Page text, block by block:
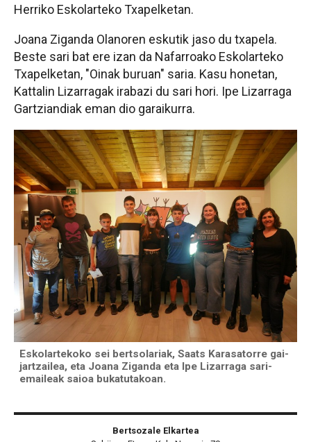
Herriko Eskolarteko Txapelketan.
Joana Ziganda Olanoren eskutik jaso du txapela.
Beste sari bat ere izan da Nafarroako Eskolarteko
Txapelketan, "Oinak buruan" saria. Kasu honetan,
Kattalin Lizarragak irabazi du sari hori. Ipe Lizarraga
Gartziandiak eman dio garaikurra.
Eskolartekoko sei bertsolariak, Saats Karasatorre gai-
jartzailea, eta Joana Ziganda eta Ipe Lizarraga sari-
emaileak saioa bukatutakoan.
Bertsozale Elkartea